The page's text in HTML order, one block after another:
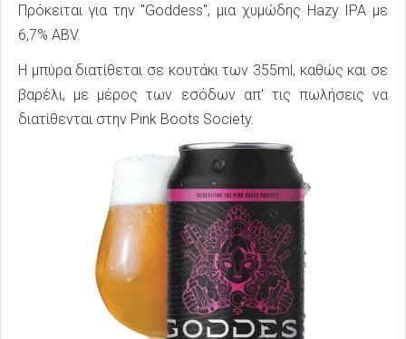
Πρόκειται για την "Goddess", μια χυμώδης Hazy IPA με
6,7% ABV.
Η μπύρα διατίθεται σε κουτάκι των 355ml, καθώς και σε
βαρέλι, με μέρος των εσόδων απ' τις πωλήσεις να
διατίθενται στην Pink Boots Society.